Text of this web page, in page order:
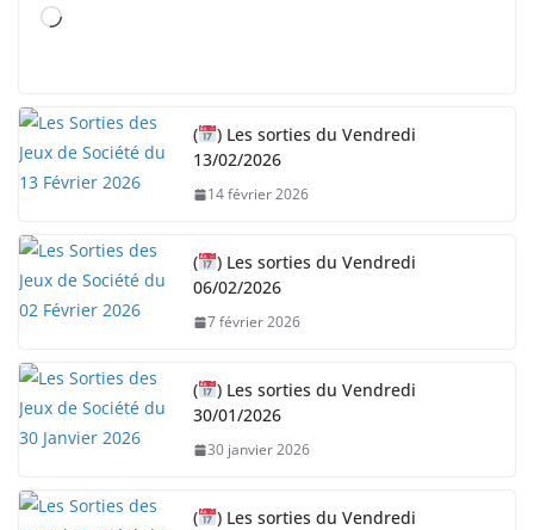
C
n
t
…
(
) Les sorties du Vendredi
13/02/2026
14 février 2026
(
) Les sorties du Vendredi
06/02/2026
7 février 2026
(
) Les sorties du Vendredi
30/01/2026
30 janvier 2026
(
) Les sorties du Vendredi